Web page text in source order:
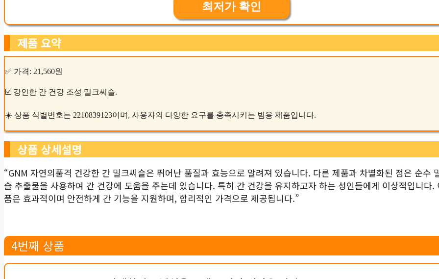
최저가 확인
제품 요약
✅ 가격: 21,560원
☑️ 강인한 간 건강 조성 밀크씨슬.
☀️ 상품 식별번호는 2210839123이며, 사용자의 다양한 요구를 충족시키는 범용 제품입니다.
상품 상세설명
“GNM 자연의품격 건강한 간 밀크씨슬은 뛰어난 품질과 효능으로 알려져 있습니다. 다른 제품과 차별화된 점은 순수
슬 추출물을 사용하여 간 건강에 도움을 주는데 있습니다. 특히 간 건강을 유지하고자 하는 성인들에게 이상적입니다.
품은 효과적이며 안전하게 간 기능을 지원하며, 합리적인 가격으로 제공됩니다.”
4번째 상품